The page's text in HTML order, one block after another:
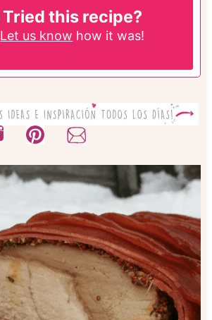
Tried this recipe?
Let us know how it was!